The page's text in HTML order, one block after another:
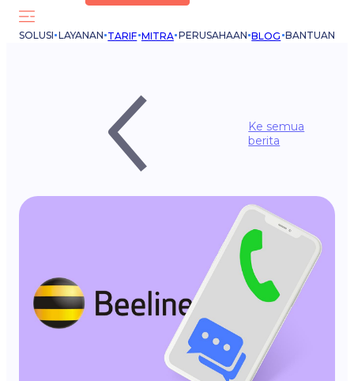
SOLUSI LAYANAN TARIF MITRA PERUSAHAAN BLOG BANTUAN
Ke semua
berita